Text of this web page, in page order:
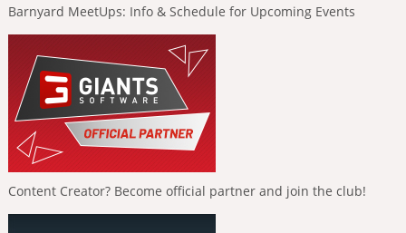
Barnyard MeetUps: Info & Schedule for Upcoming Events
Content Creator? Become official partner and join the club!